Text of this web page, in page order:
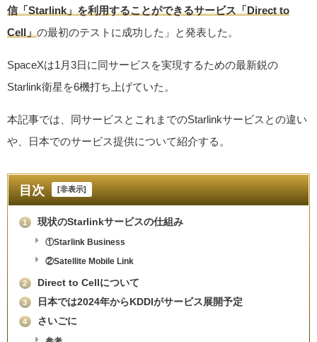
信「Starlink」を利用することができるサービス「Direct to
Cell」の最初のテストに成功した」と発表した。
SpaceXは1月3日に同サービスを実現するための最新鋭の
Starlink衛星を6機打ち上げていた。
本記事では、同サービスとこれまでのStarlinkサービスとの違い
や、日本でのサービス提供について紹介する。
目次 [非表示]
1 現状のStarlinkサービスの仕組み
①Starlink Business
②Satellite Mobile Link
2 Direct to Cellについて
3 日本では2024年からKDDIがサービス展開予定
4 さいごに